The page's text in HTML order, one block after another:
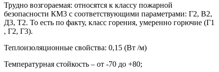
Трудно возгораемая: относятся к классу пожарной
безопасности КМ3 с соответствующими параметрами: Г2, В2,
Д3, Т2. То есть по факту, класс горения, умеренно горючие (Г1
, Г2, Г3).
Теплоизоляционные свойства: 0,15 (Вт /м)
Температурная стойкость – от -70 до +80;